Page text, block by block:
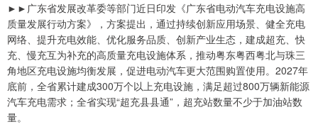
►►广东省发展改革委等部门近日印发《广东省电动汽车充电设施高
质量发展行动方案》，方案提出，通过持续创新应用场景、健全充电
网络、提升充电效能、优化服务品质、创新产业生态，建成超充、快
充、慢充互为补充的高质量充电设施体系，推动粤东粤西粤北与珠三
角地区充电设施均衡发展，促进电动汽车更大范围购置使用。2027年
底前，全省累计建成300万个以上充电设施，满足超过800万辆新能源
汽车充电需求；全省实现“超充县县通”，超充站数量不少于加油站数
量。